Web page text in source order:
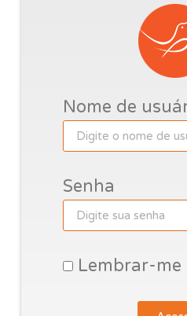
Nome de
Senha
Lembrar-me